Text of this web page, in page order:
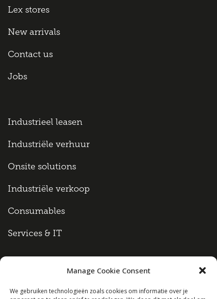
Manage Cookie Consent
We gebruiken technologieën zoals cookies om informatie over je
Lex stores
New arrivals
Contact us
Jobs
Industrieel leasen
Industriële verhuur
Onsite solutions
Industriële verkoop
Consumables
Services & IT